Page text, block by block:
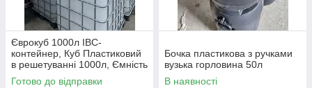
Єврокуб 1000л IBC-
контейнер, Куб Пластиковий
в решетуванні 1000л, Ємність
1000л, Куб 1000л
Готово до відправки
Бочка пластикова з ручками
вузька горловина 50л
В наявності